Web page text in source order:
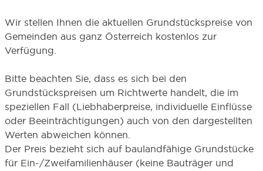
Wir stellen Ihnen die aktuellen Grundstückspreise von
Gemeinden aus ganz Österreich kostenlos zur
Verfügung.
Bitte beachten Sie, dass es sich bei den
Grundstückspreisen um Richtwerte handelt, die im
speziellen Fall (Liebhaberpreise, individuelle Einflüsse
oder Beeinträchtigungen) auch von den dargestellten
Werten abweichen können.
Der Preis bezieht sich auf baulandfähige Grundstücke
für Ein-/Zweifamilienhäuser (keine Bauträger und